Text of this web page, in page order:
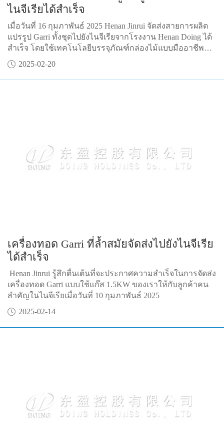
ไนจีเรียได้สำเร็จ
เมื่อวันที่ 16 กุมภาพันธ์ 2025 Henan Jinrui จัดส่งสายการผลิต
แปรรูป Garri ทั้งชุดไปยังไนจีเรียจากโรงงาน Henan Doing ได้
สำเร็จ โดยใช้เทคโนโลยีบรรจุภัณฑ์กล่องไม้แบบมืออาชีพ
เพื่อให้แน่ใจว่ามีการขนส่งอุปกรณ์อย่างปลอดภัยสำหรับการ
ดูแลชาวไนจีเรีย
2025-02-20
เครื่องทอด Garri ที่ล้ำสมัยจัดส่งไปยังไนจีเรีย
ได้สำเร็จ
​ Henan Jinrui รู้สึกตื่นเต้นที่จะประกาศความสำเร็จในการจัดส่ง
เครื่องทอด Garri แบบใช้แก๊ส 1.5KW ของเราให้กับลูกค้าคน
สำคัญในไนจีเรียเมื่อวันที่ 10 กุมภาพันธ์ 2025
2025-02-14